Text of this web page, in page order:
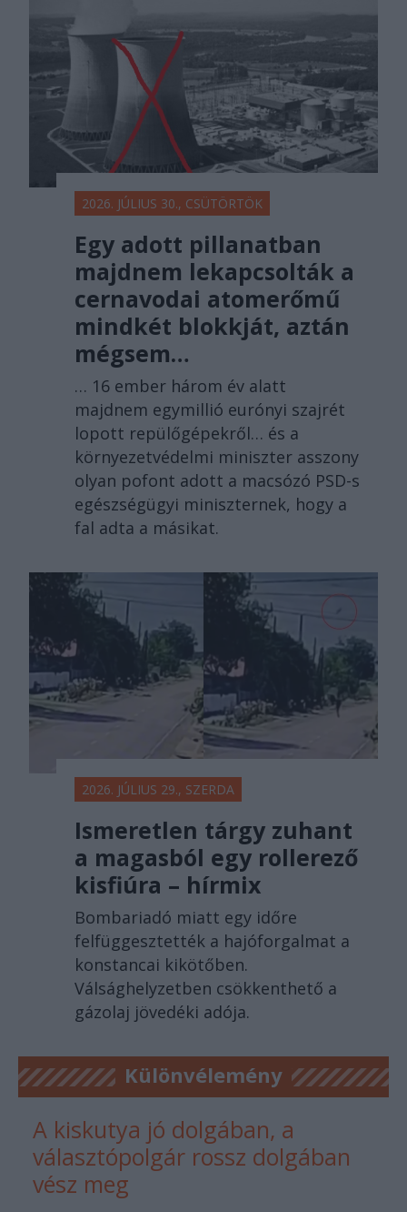
2026. JÚLIUS 30., CSÜTÖRTÖK
Egy adott pillanatban
majdnem lekapcsolták a
cernavodai atomerőmű
mindkét blokkját, aztán
mégsem…
… 16 ember három év alatt
majdnem egymillió eurónyi szajrét
lopott repülőgépekről… és a
környezetvédelmi miniszter asszony
olyan pofont adott a macsózó PSD-s
egészségügyi miniszternek, hogy a
fal adta a másikat.
2026. JÚLIUS 29., SZERDA
Ismeretlen tárgy zuhant
a magasból egy rollerező
kisfiúra – hírmix
Bombariadó miatt egy időre
felfüggesztették a hajóforgalmat a
konstancai kikötőben.
Válsághelyzetben csökkenthető a
gázolaj jövedéki adója.
Különvélemény
A kiskutya jó dolgában, a
választópolgár rossz dolgában
vész meg